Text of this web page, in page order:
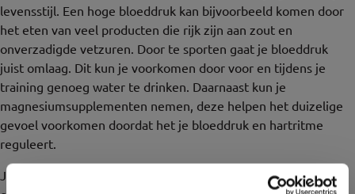
levensstijl. Een hoge bloeddruk kan bijvoorbeeld komen door
het eten van veel producten die rijk zijn aan zout en
onverzadigde vetzuren. Door te sporten gaat je bloeddruk
juist omlaag. Dit kun je voorkomen door voor en tijdens je
training genoeg water te drinken. Daarnaast kun je
magnesiumsupplementen nemen, deze helpen het duizelige
gevoel voorkomen doordat het je bloeddruk en hartritme
reguleert.
Je bloeddruk snel omhoog krijgen kan door het nemen van